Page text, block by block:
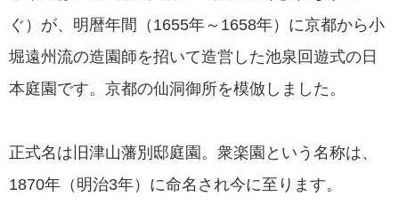
ぐ）が、明暦年間（1655年～1658年）に京都から小
堀遠州流の造園師を招いて造営した池泉回遊式の日
本庭園です。京都の仙洞御所を模倣しました。
正式名は旧津山藩別邸庭園。衆楽園という名称は、
1870年（明治3年）に命名され今に至ります。